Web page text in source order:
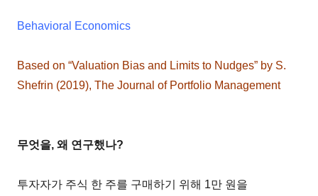
Behavioral Economics
Based on “Valuation Bias and Limits to Nudges” by S.
Shefrin (2019), The Journal of Portfolio Management
무엇을, 왜 연구했나?
투자자가 주식 한 주를 구매하기 위해 1만 원을